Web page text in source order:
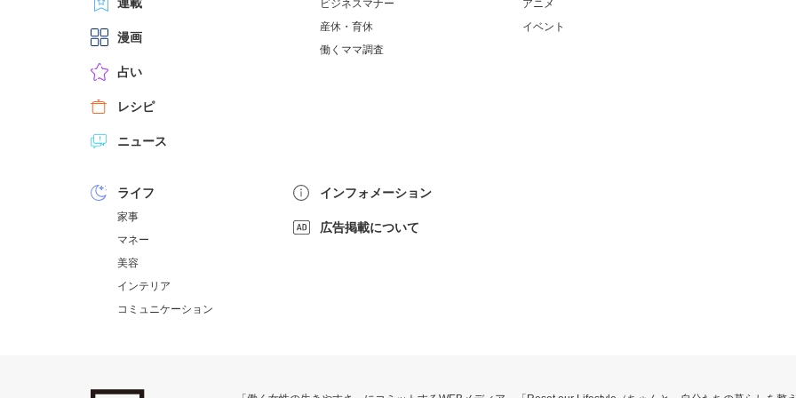
漫画
占い
レシピ
ニュース
ビジネスマナー
産休・育休
働くママ調査
アニメ
イベント
ライフ
家事
マネー
美容
インテリア
コミュニケーション
インフォメーション
広告掲載について